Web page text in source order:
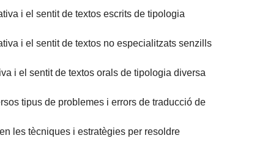
i el sentit de textos escrits de tipologia
i el sentit de textos no especialitzats senzills
i el sentit de textos orals de tipologia diversa
tipus de problemes i errors de traducció de
les tècniques i estratègies per resoldre